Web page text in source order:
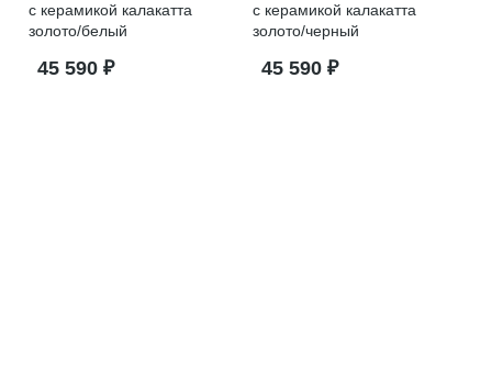
с керамикой калакатта
золото/белый
45 590 ₽
с керамикой калакатта
золото/черный
45 590 ₽